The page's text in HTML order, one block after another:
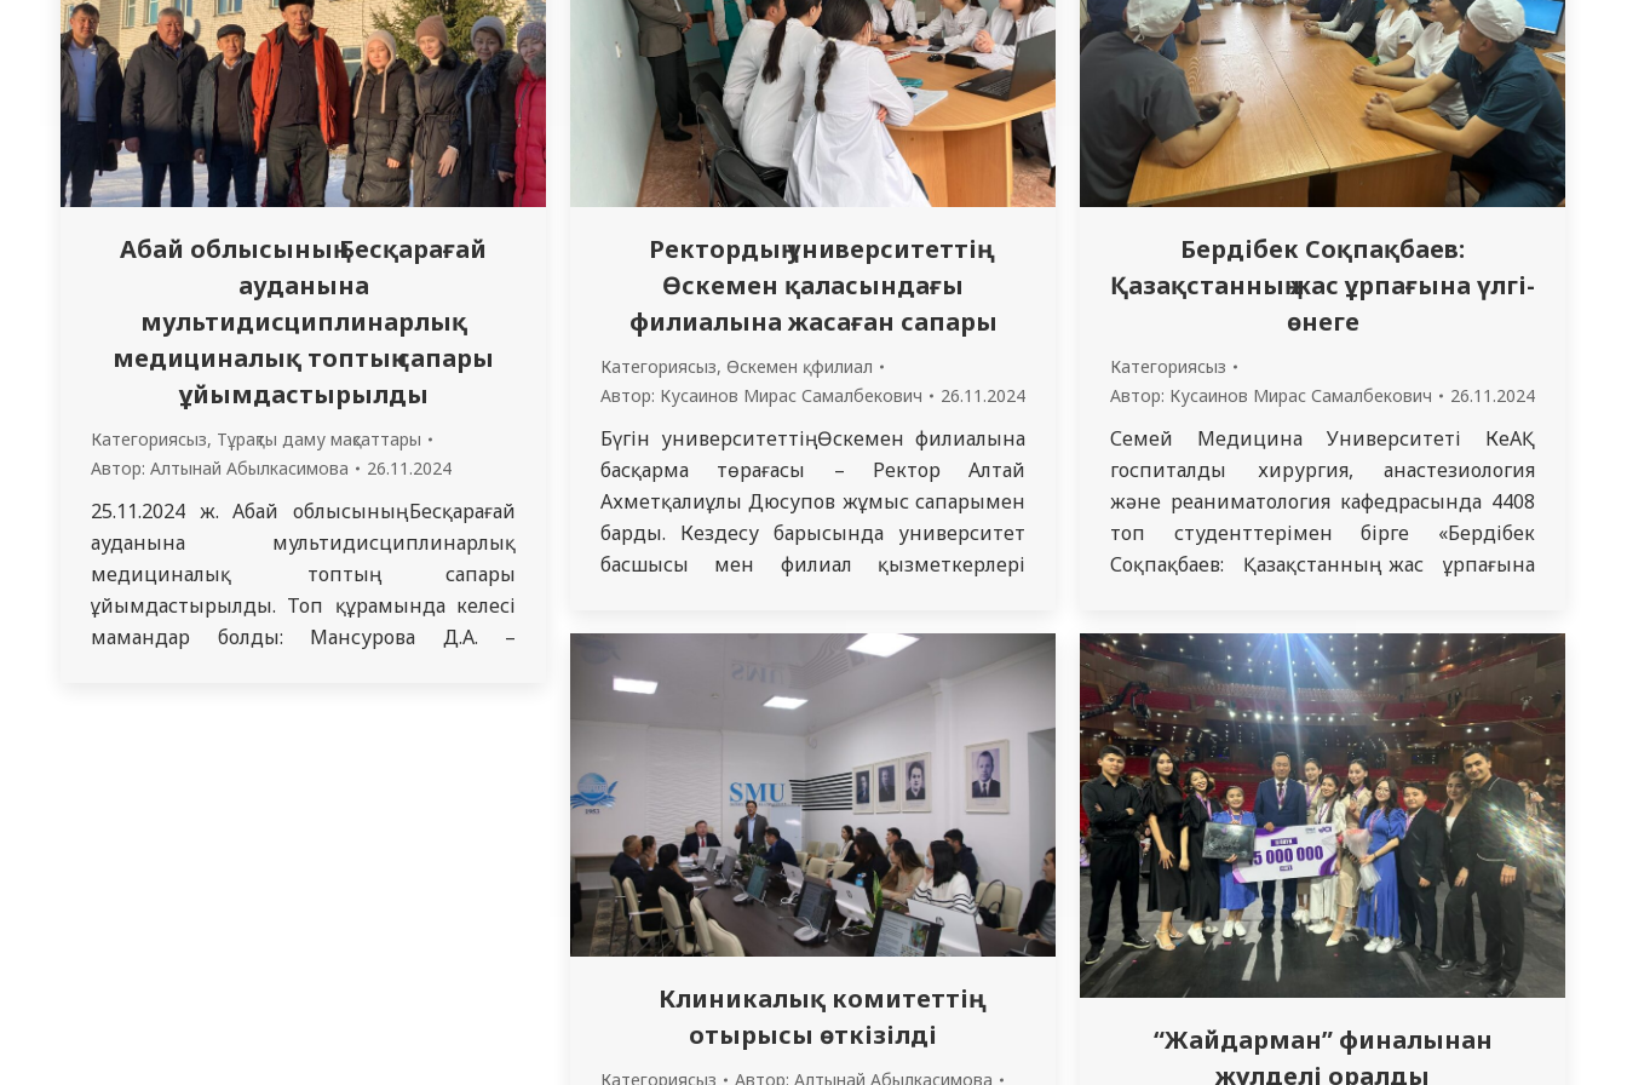
Абай облысының Бесқарағай
ауданына
мультидисциплинарлық
медициналық топтың сапары
ұйымдастырылды
Категориясыз, Тұрақты даму мақсаттары
Автор: Алтынай Абылкасимова 26.11.2024
25.11.2024 ж. Абай облысының Бесқарағай
ауданына мультидисциплинарлық
медициналық топтың сапары
ұйымдастырылды. Топ құрамында келесі
мамандар болды: Мансурова Д.А. –
Ректордың университеттің
Өскемен қаласындағы
филиалына жасаған сапары
Категориясыз, Өскемен қ. филиал
Автор: Кусаинов Мирас Самалбекович 26.11.2024
Бүгін университеттің Өскемен филиалына
басқарма төрағасы – Ректор Алтай
Ахметқалиұлы Дюсупов жұмыс сапарымен
барды. Кездесу барысында университет
басшысы мен филиал қызметкерлері
перспективаларын, бірқатар өзекті
мәселелерді талқылады. Алтай
Ахметқалиұлы профессор-оқытушылар
құрамымен, қызметкерлермен, білім
алушылармен кездесіп, филиал ғимаратын
аралап, өзекті мәселелерді жеке бақылауға
алды. Сапар аясында Шығыс Қазақстан
облысы Денсаулық сақтау басқармасының…
Бердібек Соқпақбаев:
Қазақстанның жас ұрпағына үлгі-
өнеге
Категориясыз
Автор: Кусаинов Мирас Самалбекович 26.11.2024
Семей Медицина Университеті КеАҚ
госпиталды хирургия, анастезиология
және реаниматология кафедрасында 4408
топ студенттерімен бірге «Бердібек
Соқпақбаев: Қазақстанның жас ұрпағына
жиыны өткізілді. Топ жетекшісі PhD,
доцент міндетін атқарушы Әуенов Медет
Әуенұлы. Домалақ үстелге кафедра
меңгерушісі м.ғ.д., профессор Аймагамбетов
М.Ж., кафедра профессоры Булегенов Т.А.,
оқу ісінің меңгерушісі Масалов А.Е. қатысты.
Бұл іс-шара тек…
Клиникалық комитеттің
отырысы өткізілді
Категориясыз Автор: Алтынай Абылкасимова
“Жайдарман” финалынан
жүлделі оралды